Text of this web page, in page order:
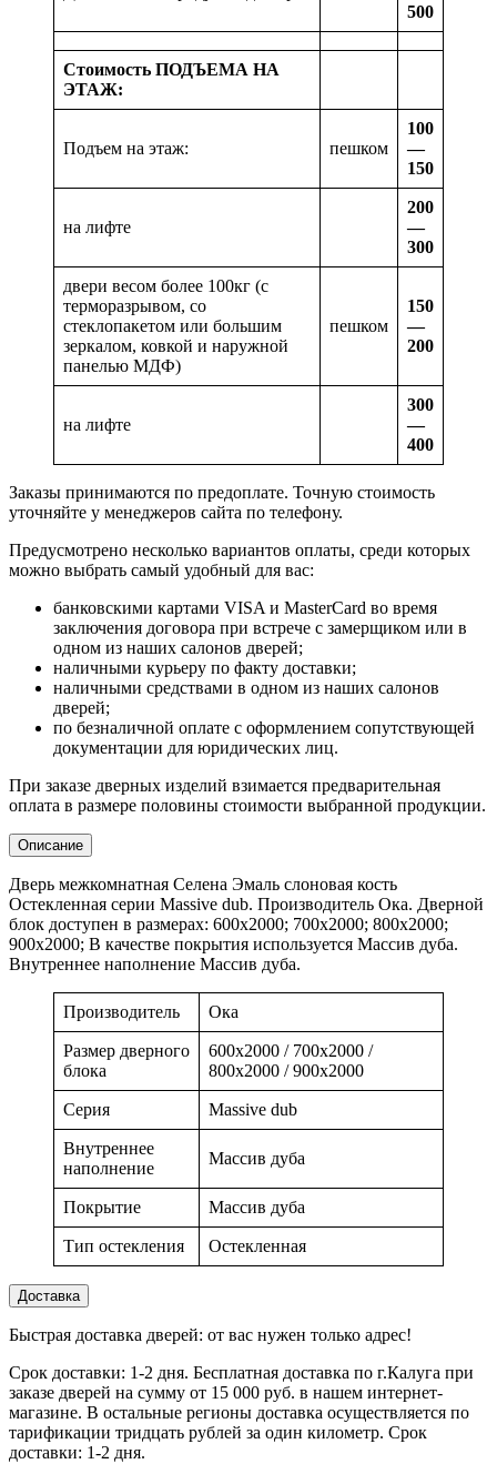
500
Стоимость ПОДЪЕМА НА
ЭТАЖ:
Подъем на этаж: пешком
100
—
150
на лифте
200
—
300
двери весом более 100кг (с
терморазрывом, со
стеклопакетом или большим
зеркалом, ковкой и наружной
панелью МДФ)
пешком
150
—
200
на лифте
300
—
400
Заказы принимаются по предоплате. Точную стоимость
уточняйте у менеджеров сайта по телефону.
Предусмотрено несколько вариантов оплаты, среди которых
можно выбрать самый удобный для вас:
банковскими картами VISA и MasterCard во время
заключения договора при встрече с замерщиком или в
одном из наших салонов дверей;
наличными курьеру по факту доставки;
наличными средствами в одном из наших салонов
дверей;
по безналичной оплате с оформлением сопутствующей
документации для юридических лиц.
При заказе дверных изделий взимается предварительная
оплата в размере половины стоимости выбранной продукции.
Описание
Дверь межкомнатная Селена Эмаль слоновая кость
Остекленная серии Massive dub. Производитель Ока. Дверной
блок доступен в размерах: 600x2000; 700x2000; 800x2000;
900x2000; В качестве покрытия используется Массив дуба.
Внутреннее наполнение Массив дуба.
Производитель Ока
Размер дверного
блока
600x2000 / 700x2000 /
800x2000 / 900x2000
Серия Massive dub
Внутреннее
наполнение
Массив дуба
Покрытие Массив дуба
Тип остекления Остекленная
Доставка
Быстрая доставка дверей: от вас нужен только адрес!
Срок доставки: 1-2 дня. Бесплатная доставка по г.Калуга при
заказе дверей на сумму от 15 000 руб. в нашем интернет-
магазине. В остальные регионы доставка осуществляется по
тарификации тридцать рублей за один километр. Срок
доставки: 1-2 дня.